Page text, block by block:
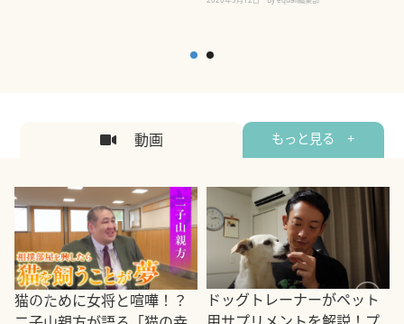
動画 もっと見る +
猫のために女将と喧嘩！？
ドッグトレーナーがペット